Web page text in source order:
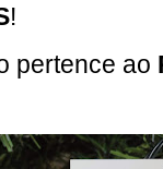
!
pertence ao